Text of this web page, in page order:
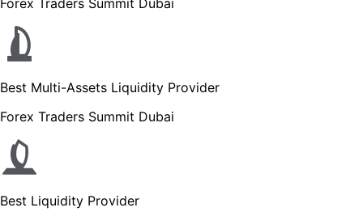
Forex Traders Summit Dubai
Best Multi-Assets Liquidity Provider
Forex Traders Summit Dubai
Best Liquidity Provider